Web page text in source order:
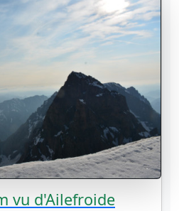
vu d'Ailefroide